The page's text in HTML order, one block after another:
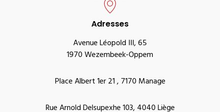
Adresses
Avenue Léopold III, 65
1970 Wezembeek-Oppem
Place Albert 1er 21 , 7170 Manage
Rue Arnold Delsupexhe 103, 4040 Liège